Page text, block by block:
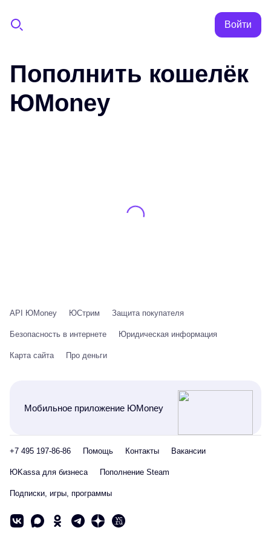
Войти
Пополнить кошелёк
ЮMoney
API ЮMoney ЮСтрим Защита покупателя
Безопасность в интернете Юридическая информация
Карта сайта Про деньги
Мобильное приложение ЮMoney
+7 495 197-86-86 Помощь Контакты Вакансии
ЮKassa для бизнеса Пополнение Steam
Подписки, игры, программы